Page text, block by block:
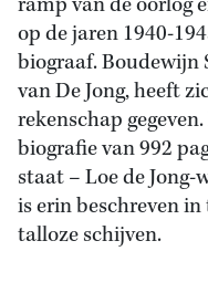
op de jaren 1940-
biograaf. Boudewijn
van De Jong, heeft
rekenschap
biografie van 992
staat – Loe de
is erin beschreven
talloze schijven.